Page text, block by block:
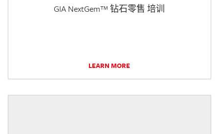
GIA NextGem™ 钻石零售 培训
LEARN MORE